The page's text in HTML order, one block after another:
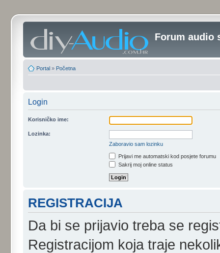
Forum audio
Portal » Početna
Login
Korisničko ime:
Lozinka:
Zaboravio sam lozinku
Prijavi me automatski kod posjete forumu
Sakrij moj online status
REGISTRACIJA
Da bi se prijavio treba se
Registracijom koja traje